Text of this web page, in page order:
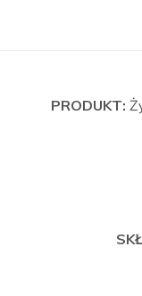
PRODUKT: